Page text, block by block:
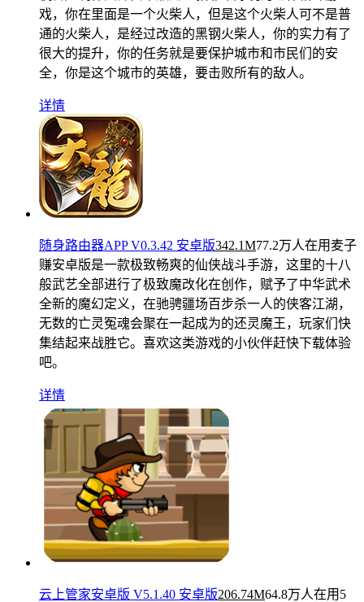
戏，你在里面是一个火柴人，但是这个火柴人可不是普
通的火柴人，是经过改造的黑钢火柴人，你的实力有了
很大的提升，你的任务就是要保护城市和市民们的安
全，你是这个城市的英雄，要击败所有的敌人。
详情
随身路由器APP V0.3.42 安卓版342.1M77.2万人在用麦子
赚安卓版是一款极致畅爽的仙侠战斗手游，这里的十八
般武艺全部进行了极致魔改化在创作，赋予了中华武术
全新的魔幻定义，在驰骋疆场百步杀一人的侠客江湖，
无数的亡灵冤魂会聚在一起成为的还灵魔王，玩家们快
集结起来战胜它。喜欢这类游戏的小伙伴赶快下载体验
吧。
详情
云上管家安卓版 V5.1.40 安卓版206.74M64.8万人在用 5